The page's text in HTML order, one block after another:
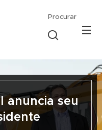
Procurar
anuncia seu